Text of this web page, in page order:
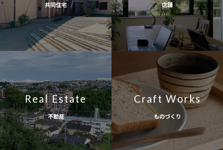
共同住宅 店舗
Real Estate
不動産
Craft Works
ものづくり